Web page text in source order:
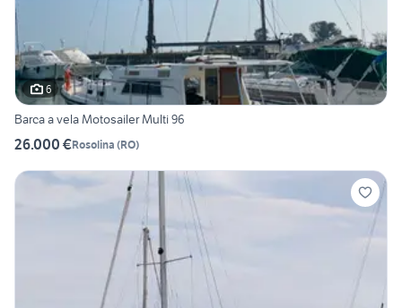
6
Barca a vela Motosailer Multi 96
26.000 €Rosolina (RO)